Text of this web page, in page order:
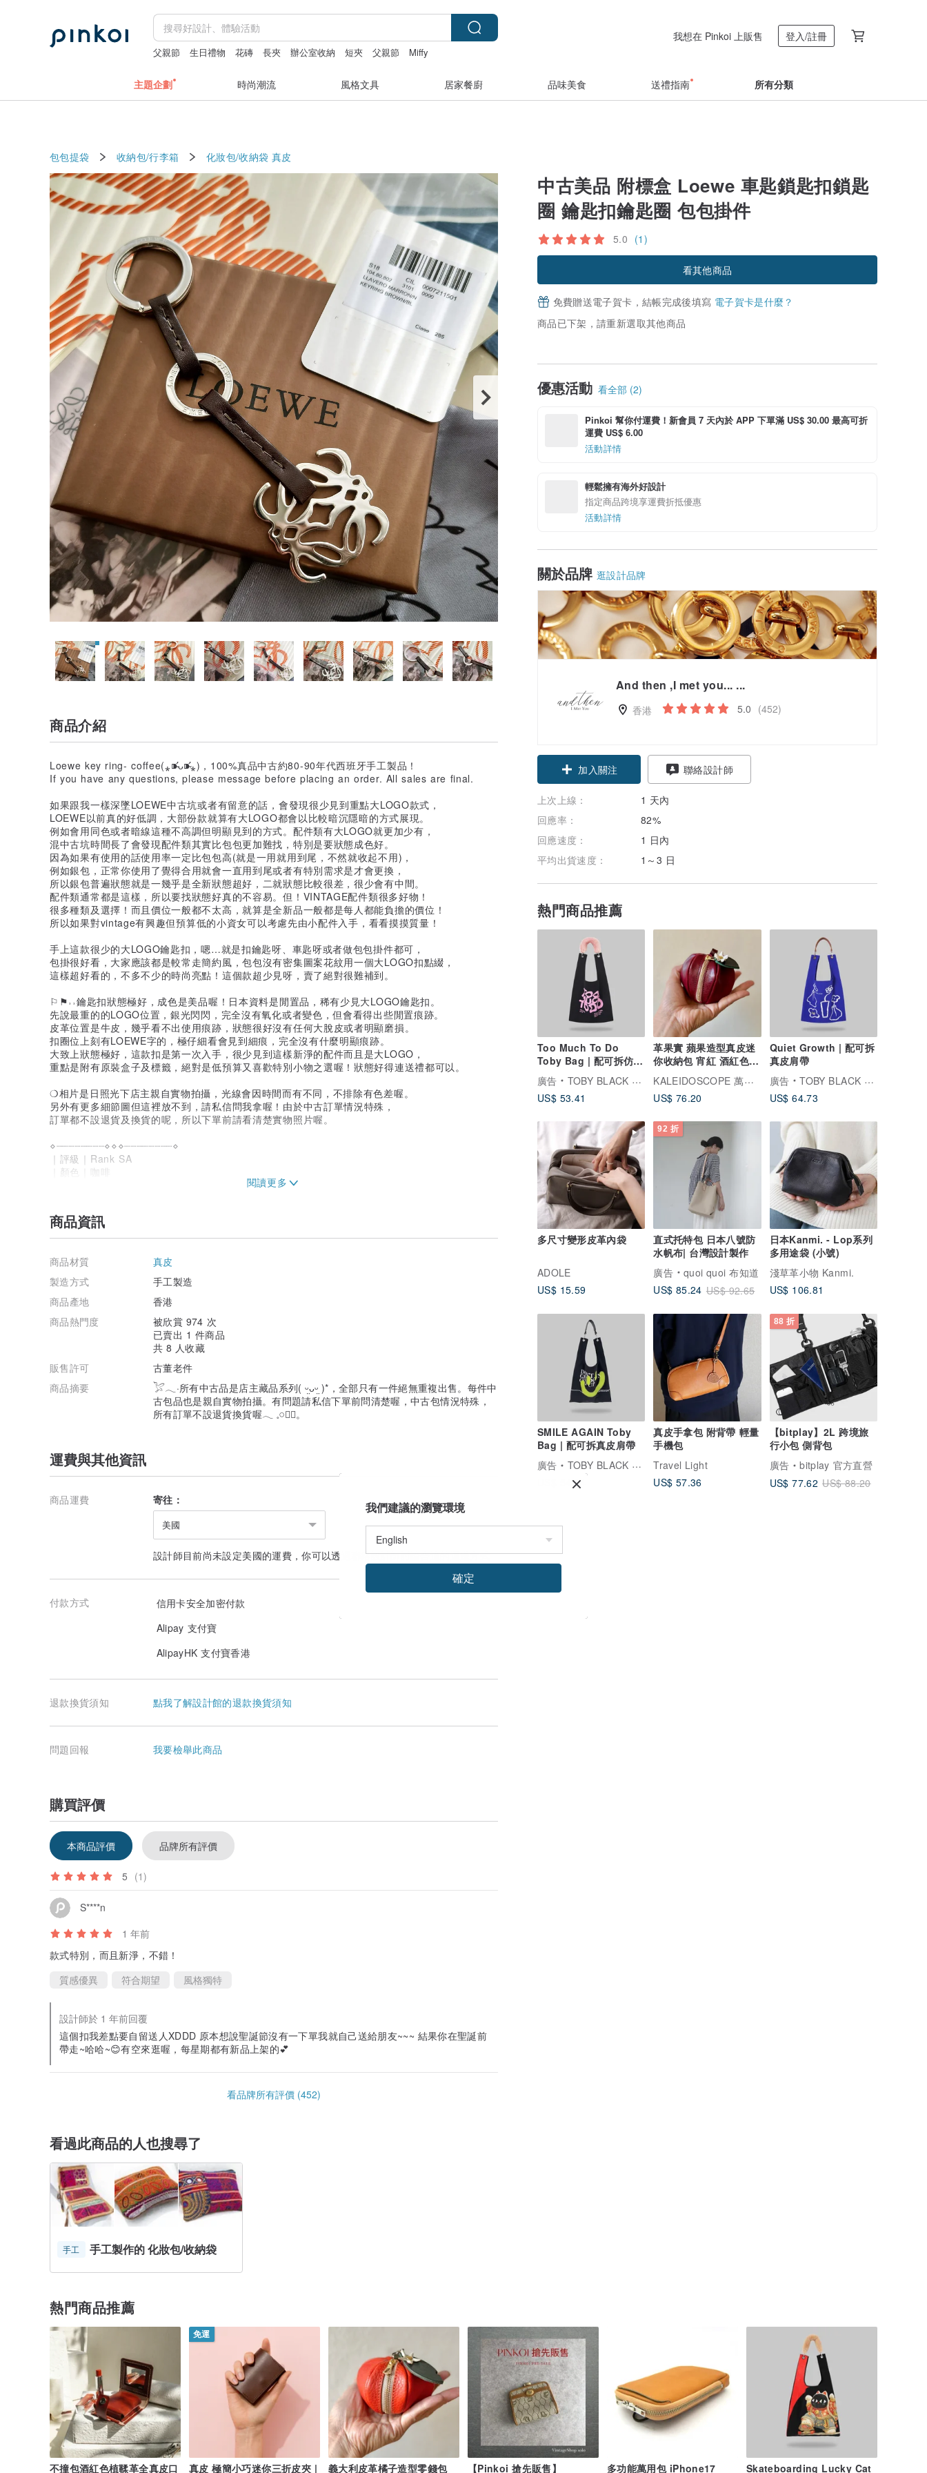
父親節 生日禮物 花磚 長夾 辦公室收納 短夾 父親節 Miffy
我想在 Pinkoi 上販售 登入/註冊
主題企劃 時尚潮流 風格文具 居家餐廚 品味美食 送禮指南 所有分類
包包提袋 收納包/行李箱 化妝包/收納袋 真皮
中古美品 附標盒 Loewe 車匙鎖匙扣鎖匙
圈 鑰匙扣鑰匙圈 包包掛件
5.0 (1)
看其他商品
免費贈送電子賀卡，結帳完成後填寫 電子賀卡是什麼？
商品已下架，請重新選取其他商品
優惠活動 看全部 (2)
Pinkoi 幫你付運費！新會員 7 天內於 APP 下單滿 US$ 30.00 最高可折
運費 US$ 6.00
活動詳情
輕鬆擁有海外好設計
指定商品跨境享運費折抵優惠
活動詳情
關於品牌 逛設計品牌
And then ,I met you... ...
香港 5.0 (452)
加入關注 聯絡設計師
上次上線：
1 天內
回應率：
82%
回應速度：
1 日內
平均出貨速度：
1～3 日
熱門商品推薦
Too Much To Do
Toby Bag | 配可拆仿毛
肩帶
廣告
TOBY BLACK 托比小黑
US$ 53.41
革果實 蘋果造型真皮迷
你收納包 宵紅 酒紅色
KALEIDOSCOPE 萬花筒革藝
US$ 76.20
Quiet Growth | 配可拆
真皮肩帶
廣告
TOBY BLACK 托比小黑
US$ 64.73
多尺寸變形皮革內袋
ADOLE
US$ 15.59
92 折
直式托特包 日本八號防
水帆布| 台灣設計製作
廣告
quoi quoi 布知道
US$ 85.24 US$ 92.65
日本Kanmi. - Lop系列
多用途袋 (小號)
淺草革小物 Kanmi.
US$ 106.81
SMILE AGAIN Toby
Bag | 配可拆真皮肩帶
廣告
TOBY BLACK 托比小黑
US$ 54.94
真皮手拿包 附背帶 輕量
手機包
Travel Light
US$ 57.36
88 折
【bitplay】2L 跨境旅
行小包 側背包
廣告
bitplay 官方直營
US$ 77.62 US$ 88.20
商品介紹
Loewe key ring- coffee(⁎⁍̴̛ᴗ⁍̴̛⁎)，100%真品中古約80-90年代西班牙手工製品！
If you have any questions, please message before placing an order. All sales are final.
如果跟我一樣深墜LOEWE中古坑或者有留意的話，會發現很少見到重點大LOGO款式，
LOEWE以前真的好低調，大部份款就算有大LOGO都會以比較暗沉隱暗的方式展現。
例如會用同色或者暗線這種不高調但明顯見到的方式。配件類有大LOGO就更加少有，
混中古坑時間長了會發現配件類其實比包包更加難找，特別是要狀態成色好。
因為如果有使用的話使用率一定比包包高(就是一用就用到尾，不然就收起不用)，
例如銀包，正常你使用了覺得合用就會一直用到尾或者有特別需求是才會更換，
所以銀包普遍狀態就是一幾乎是全新狀態超好，二就狀態比較很差，很少會有中間。
配件類通常都是這樣，所以要找狀態好真的不容易。但！VINTAGE配件類很多好物！
很多種類及選擇！而且價位一般都不太高，就算是全新品一般都是每人都能負擔的價位！
所以如果對vintage有興趣但預算低的小資女可以考慮先由小配件入手，看看摸摸質量！
手上這款很少的大LOGO鑰匙扣，嗯…就是扣鑰匙呀、車匙呀或者做包包掛件都可，
包掛很好看，大家應該都是較常走簡約風，包包沒有密集圖案花紋用一個大LOGO扣點綴，
這樣超好看的，不多不少的時尚亮點！這個款超少見呀，賣了絕對很難補到。
⚐⚑˒˒鑰匙扣狀態極好，成色是美品喔！日本資料是閒置品，稀有少見大LOGO鑰匙扣。
先說最重的的LOGO位置，銀光閃閃，完全沒有氧化或者變色，但會看得出些閒置痕跡。
皮革位置是牛皮，幾乎看不出使用痕跡，狀態很好沒有任何大脫皮或者明顯磨損。
扣圈位上刻有LOEWE字的，極仔細看會見到細痕，完全沒有什麼明顯痕跡。
大致上狀態極好，這款扣是第一次入手，很少見到這樣新淨的配件而且是大LOGO，
重點是附有原裝盒子及標籤，絕對是低預算又喜歡特別小物之選喔！狀態好得連送禮都可以。
❍相片是日照光下店主親自實物拍攝，光線會因時間而有不同，不排除有色差喔。
另外有更多細節圖但這裡放不到，請私信問我拿喔！由於中古訂單情況特殊，
訂單都不設退貨及換貨的呢，所以下單前請看清楚實物照片喔。
⋄┈┈┈┈┈┈┈┈⋄⋄⋄┈┈┈┈┈┈┈┈⋄
｜評級｜Rank SA
｜顏色｜咖啡
店主喜歡中古包很主要是因為舊年代的質料都比現代新款好極多，
工匠手藝絕對比機器更要細膩很多，正如大家都喜歡手工達人親手製造的製品！
可是現今極大部份工序已經由機械製作再少量人手組合，已經失去了從前的細緻。
我覺得最簡單最直接易看可以用近年各品牌復刻的新版老花去拼一下舊年代的真老花，
單單只是老花圖案上的細緻級數就已經完全不一樣。如果你愛老花請找中古品！真的！
款式上，舊年代比較✦簡單長青耐看。現在其實很多新款都是從老款復刻而來。
然而新款比老款定價更高。新款設計上通常是用老款做基礎加添細節或者更改設計而來，
最終成品總會比從前的老款複雜(或者奇怪……)。相信大家都愈長大愈明白一件事，
愈簡單的愈能長久！! 愈年長下去會連衣服都回歸基礎款，因為愈基本愈能百搭。
原料質量老款更加是比新款好，只要懂✦皮料就看得出，新款物料大多都比老款次級。
其實主要是現在高級原料成本太高而且數量沒有以前的多，地球資源已經愈來愈少呀…
再加上當年各品牌都沒有現在的"爛大街"周圍都有分店…受眾客人多數有一定收入，
從✦五金上很明顯地看到新年代與舊年代的分別，很多新款五金位使用一兩年就氧化變色，
但老款通常都不會，除了因為原料高配及技術仔細外，愈早年代的五金部份是鍍真K金的！
所以很多即使遠早至60 70年代的Vintage包只要保存得當的話到今日五金仍然可以閃閃亮亮。
而現在能買到的新款，照我認識品牌中已經沒有一個五金是含有K金了，所以一般很易氧化。
很多人說買Vintage包其實是一種另類小投資，因為基本上很少很少掉價的只會升值升價，
因為市場上成色好的中古包只會愈來愈少，走一個少一個。記著，它們每一個都是已經停產，
世上現存多少個就是只有多少個，所以數上只會愈來愈少，愈來愈貴亦會愈來愈難找。
而且很多品牌每隔一段時間就會上調售價，每次上調都會帶動中古市場價錢上升。
或者品牌推出＂復刻款＂的話，Vintage參考款或者同相或者相似款式都會直線升價！
還要加上近年日韓藝人喜歡用vintage，一旦某款有藝人使過後價錢立刻狂飆，真的是飆，
因為當段時間會有很多人瘋狂找一個款或者平替款，那幾個款價位會以倍數上升的……
所以Vintage真的是早買早享受，遲買會漲價(這不是廣告口號…是中古界真理…)。
但問題是即使你知道是天價都迫於無奈要坑下去，因為等下一個只會更高價(除非成色差)。
經常被問有關包包的保養問題₍ᐢ.ˬ.ᐢ₎，細節上我會附上小字條在包包內喔，不用怕。
我個人習慣是轉季整理櫃子時順道一同拿出來保養(所以每次轉季都很大工程…|||)，
其實中古包不太麻煩，剛入坑就是純粹要習慣定期保養及愛錫包，只要習慣改變就不困難。
☾︎.*·̩͙有興趣購買可以私信問清楚，隨意問，中古品只求有緣懂貨客人 ⸜❤︎⸝。
商品資訊
商品材質
真皮
製造方式
手工製造
商品產地
香港
商品熱門度
被欣賞 974 次
已賣出 1 件商品
共 8 人收藏
販售許可
古董老件
商品摘要
𓅯𓂃·所有中古品是店主藏品系列( ᵕ̤ᴗᵕ̤ )*，全部只有一件絕無重複出售。每件中
古包品也是親自實物拍攝。有問題請私信下單前問清楚喔，中古包情況特殊，
所有訂單不設退貨換貨喔𓂃 𓈒𓏸❁⃘。
運費與其他資訊
商品運費 寄往：
美國
設計師目前尚未設定美國的運費，你可以透過 聯絡設計師討論合適的運送方式
付款方式
信用卡安全加密付款
Alipay 支付寶
AlipayHK 支付寶香港
退款換貨須知 點我了解設計館的退款換貨須知
問題回報 我要檢舉此商品
購買評價
本商品評價 品牌所有評價
5 (1)
S****n
1 年前
款式特別，而且新淨，不錯！
質感優異
符合期望 風格獨特
設計師於 1 年前回覆
這個扣我差點要自留送人XDDD 原本想說聖誕節沒有一下單我就自己送給朋友~~~ 結果你在聖誕前
帶走~哈哈~😊有空來逛喔，每星期都有新品上架的💕
看品牌所有評價 (452)
看過此商品的人也搜尋了
手工 手工製作的 化妝包/收納袋
熱門商品推薦
不撞包酒紅色植鞣革全真皮口
免運
真皮 極簡小巧迷你三折皮夾 | 義大利皮革橘子造型零錢包 【Pinkoi 搶先販售】 多功能萬用包 iPhone17 Skateboarding Lucky Cat
我們建議的瀏覽環境
確定